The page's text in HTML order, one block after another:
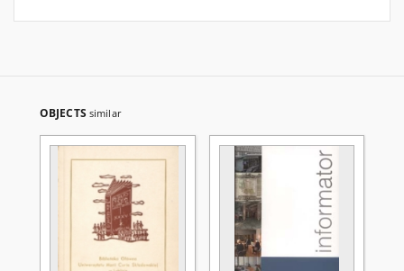
OBJECTS similar